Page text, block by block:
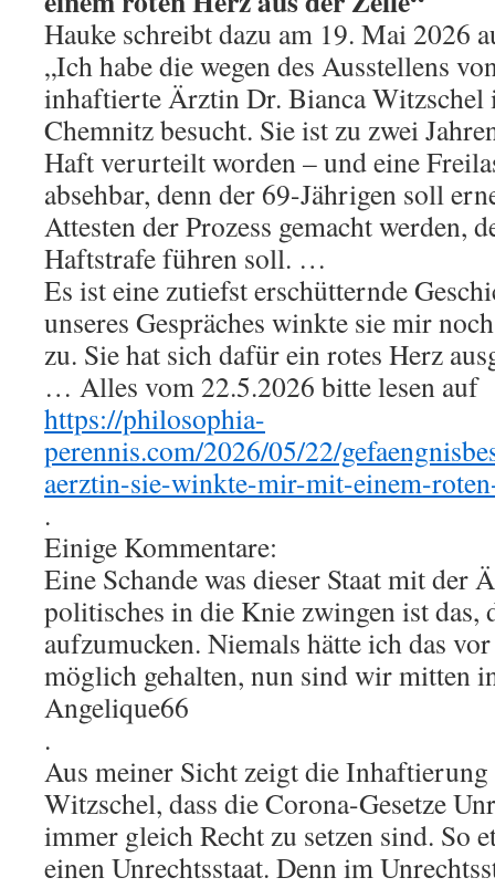
Hauke schreibt dazu am 19. Mai 2026
„Ich habe die wegen des Ausstellens
inhaftierte Ärztin Dr. Bianca Witzschel
Chemnitz besucht. Sie ist zu zwei
Haft verurteilt worden – und eine
absehbar, denn der 69-Jährigen soll
Attesten der Prozess gemacht werden,
Haftstrafe führen soll. …
Es ist eine zutiefst erschütternde
unseres Gespräches winkte sie mir
zu. Sie hat sich dafür ein rotes Herz
… Alles vom 22.5.2026 bitte lesen auf
https://philosophia-
perennis.com/2026/05/22/
aerztin-sie-winkte-mir-mit-einem-
.
Einige Kommentare:
Eine Schande was dieser Staat mit der
politisches in die Knie zwingen ist das,
aufzumucken. Niemals hätte ich das
möglich gehalten, nun sind wir mitten
Angelique66
.
Aus meiner Sicht zeigt die
Witzschel, dass die Corona-Gesetze
immer gleich Recht zu setzen sind. So
einen Unrechtsstaat. Denn im